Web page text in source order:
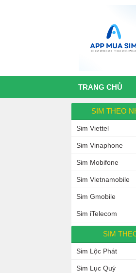
TRANG CHỦ
SIM THEO
Sim Viettel
Sim Vinaphone
Sim Mobifone
Sim Vietnamobile
Sim Gmobile
Sim iTelecom
SIM
Sim Lộc Phát
Sim Lục Quý